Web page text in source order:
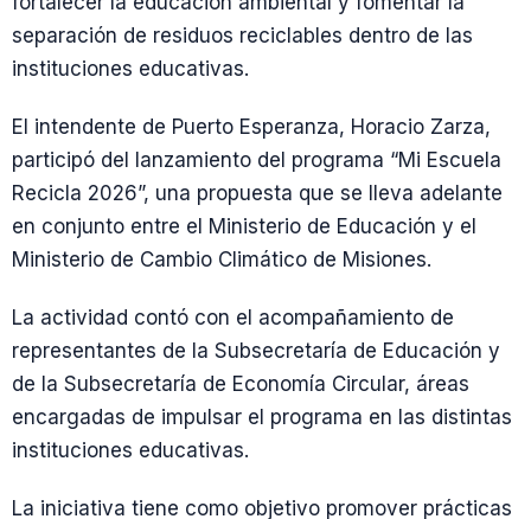
separación de residuos reciclables dentro de las
instituciones educativas.
El intendente de Puerto Esperanza, Horacio Zarza,
participó del lanzamiento del programa “Mi Escuela
Recicla 2026”, una propuesta que se lleva adelante
en conjunto entre el Ministerio de Educación y el
Ministerio de Cambio Climático de Misiones.
La actividad contó con el acompañamiento de
representantes de la Subsecretaría de Educación y
de la Subsecretaría de Economía Circular, áreas
encargadas de impulsar el programa en las distintas
instituciones educativas.
La iniciativa tiene como objetivo promover prácticas